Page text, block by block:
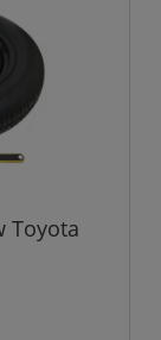
Toyota